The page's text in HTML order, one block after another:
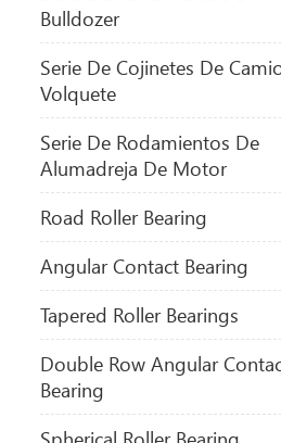
Bulldozer
Serie De Cojinetes De
Volquete
Serie De Rodamientos De
Alumadreja De Motor
​Road Roller Bearing
Angular Contact Bearing
Tapered Roller Bearings
Double Row Angular
Bearing